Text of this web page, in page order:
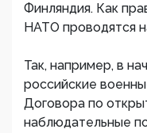
Финляндия. Как
НАТО проводятся
Так, например, в
российские
Договора по
наблюдательные